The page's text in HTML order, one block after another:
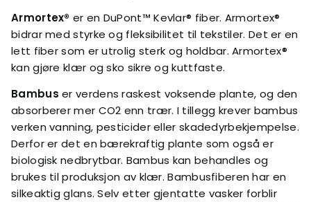
Armortex® er en DuPont™ Kevlar® fiber. Armortex®
bidrar med styrke og fleksibilitet til tekstiler. Det er en
lett fiber som er utrolig sterk og holdbar. Armortex®
kan gjøre klær og sko sikre og kuttfaste.
Bambus er verdens raskest voksende plante, og den
absorberer mer CO2 enn trær. I tillegg krever bambus
verken vanning, pesticider eller skadedyrbekjempelse.
Derfor er det en bærekraftig plante som også er
biologisk nedbrytbar. Bambus kan behandles og
brukes til produksjon av klær. Bambusfiberen har en
silkeaktig glans. Selv etter gjentatte vasker forblir